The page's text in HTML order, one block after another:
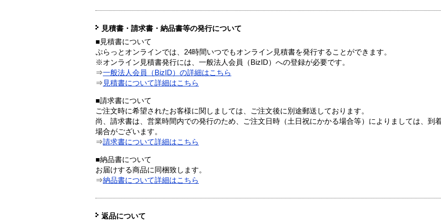
見積書・請求書・納品書等の発行について
■見積書について
ぷらっとオンラインでは、24時間いつでもオンライン見積書を発行することができます。
※オンライン見積書発行には、一般法人会員（BizID）への登録が必要です。
⇒一般法人会員（BizID）の詳細はこちら
⇒ 見積書について詳細はこちら
■請求書について
ご注文時に希望されたお客様に関しましては、ご注文後に別途郵送しております。
尚、請求書は、営業時間内での発行のため、ご注文日時（土日祝にかかる場合等）によりましては、到
場合がございます。
⇒請求書について詳細はこちら
■納品書について
お届けする商品に同梱致します。
⇒納品書について詳細はこちら
返品について